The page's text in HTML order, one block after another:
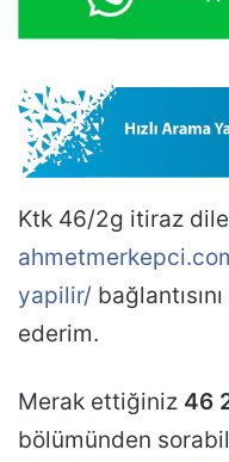
Ktk 46/2g itiraz
yapilir/
ederim.
Merak ettiğiniz 46
bölümünden